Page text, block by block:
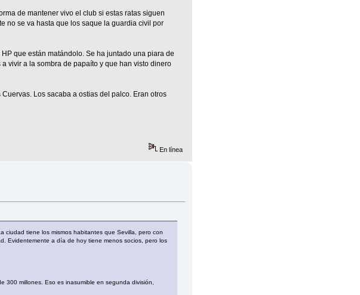
de mantener vivo el club si estas ratas siguen
no se va hasta que los saque la guardia civil por
que están matándolo. Se ha juntado una piara de
vivir a la sombra de papaíto y que han visto dinero
Los sacaba a ostias del palco. Eran otros
En línea
ciudad tiene los mismos habitantes que Sevilla, pero con
Evidentemente a día de hoy tiene menos socios, pero los
millones. Eso es inasumible en segunda división,